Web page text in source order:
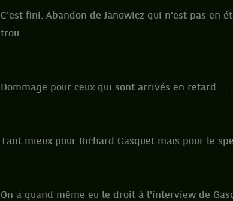
C'est fini. Abandon de Janowicz qui n'est pas en
trou.
Dommage pour ceux qui sont arrivés en retard ...
Tant mieux pour Richard Gasquet mais pour le
On a quand même eu le droit à l'interview de